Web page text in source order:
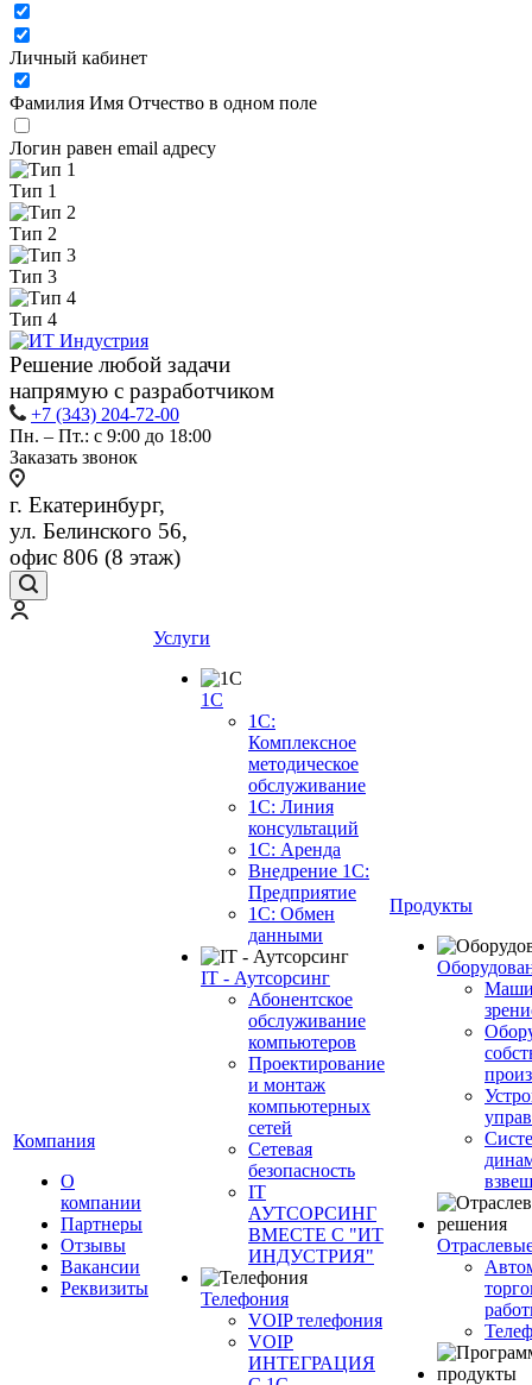
Личный кабинет
Фамилия Имя Отчество в одном поле
Логин равен email адресу
Тип 1
Тип 2
Тип 3
Тип 4
Решение любой задачи
напрямую с разработчиком
+7 (343) 204-72-00
Пн. – Пт.: с 9:00 до 18:00
Заказать звонок
г. Екатеринбург,
ул. Белинского 56,
офис 806 (8 этаж)
Компания
О
компании
Партнеры
Отзывы
Вакансии
Реквизиты
Услуги
1С
1С:
Комплексное
методическое
обслуживание
1С: Линия
консультаций
1С: Аренда
Внедрение 1С:
Предприятие
1С: Обмен
данными
IT - Аутсорсинг
Абонентское
обслуживание
компьютеров
Проектирование
и монтаж
компьютерных
сетей
Сетевая
безопасность
IT
АУТСОРСИНГ
ВМЕСТЕ С "ИТ
ИНДУСТРИЯ"
Телефония
VOIP телефония
VOIP
ИНТЕГРАЦИЯ
Продукты